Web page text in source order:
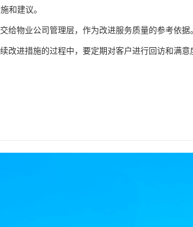
和建议。
给物业公司管理层，作为改进服务质量的参考依
改进措施的过程中，要定期对客户进行回访和满